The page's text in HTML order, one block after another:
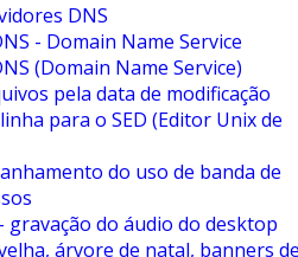
DNS
- Domain Name Service
(Domain Name Service)
pela data de modificação
para o SED (Editor Unix de
do uso de banda de
do áudio do desktop
árvore de natal, banners